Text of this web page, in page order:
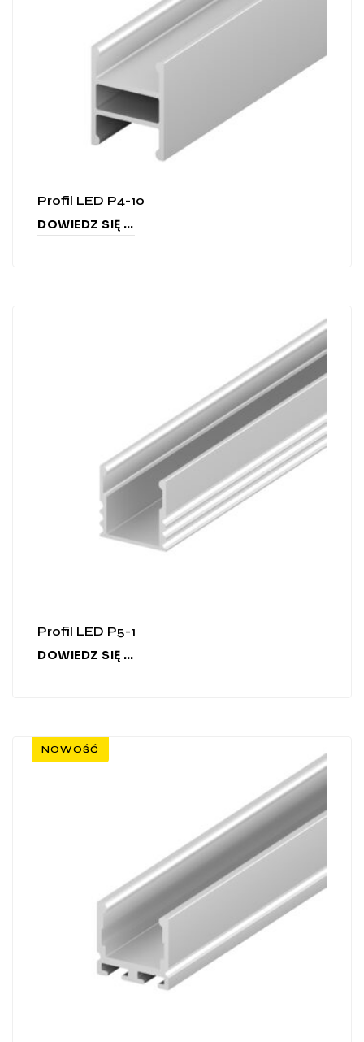
Profil LED P4-10
DOWIEDZ SIĘ WIĘCEJ
Profil LED P5-1
DOWIEDZ SIĘ WIĘCEJ
NOWOŚĆ